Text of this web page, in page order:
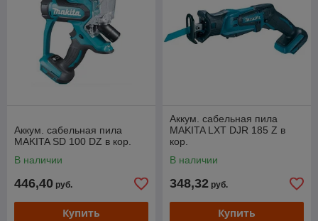
Аккум. сабельная пила
MAKITA SD 100 DZ в кор.
В наличии
446,40 руб.
Купить
Аккум. сабельная пила
MAKITA LXT DJR 185 Z в
кор.
В наличии
348,32 руб.
Купить